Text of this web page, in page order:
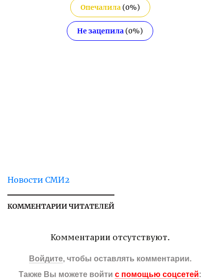
Опечалила(0%)
Не зацепила (0%)
Новости СМИ2
КОММЕНТАРИИ ЧИТАТЕЛЕЙ
Комментарии отсутствуют.
Войдите, чтобы оставлять комментарии.
Также Вы можете войти с помощью соцсетей: